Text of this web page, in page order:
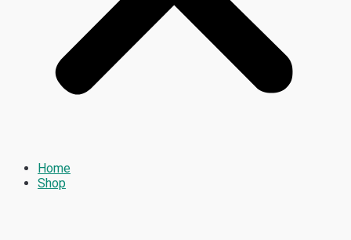
Home
Shop